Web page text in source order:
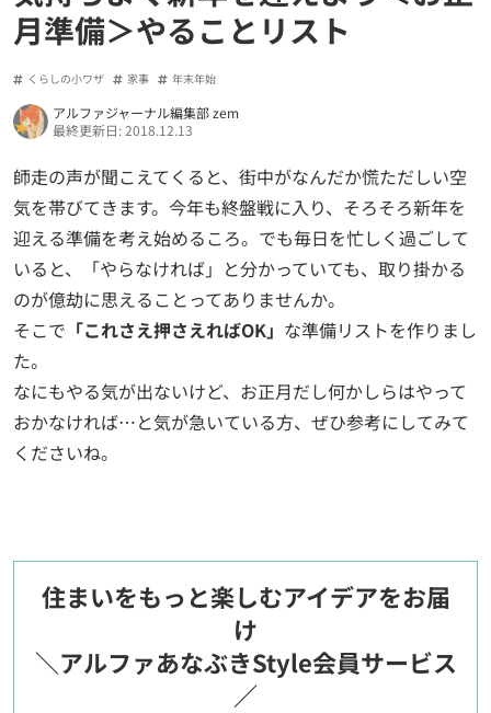
月準備＞やることリスト
くらしの小ワザ 家事 年末年始
アルファジャーナル編集部 zem
最終更新日: 2018.12.13
師走の声が聞こえてくると、街中がなんだか慌ただしい空
気を帯びてきます。今年も終盤戦に入り、そろそろ新年を
迎える準備を考え始めるころ。でも毎日を忙しく過ごして
いると、「やらなければ」と分かっていても、取り掛かる
のが億劫に思えることってありませんか。
そこで 「これさえ押さえればOK」 な準備リストを作りまし
た。
なにもやる気が出ないけど、お正月だし何かしらはやって
おかなければ…と気が急いている方、ぜひ参考にしてみて
くださいね。
住まいをもっと楽しむアイデアをお届
け
＼アルファあなぶきStyle会員サービス
／